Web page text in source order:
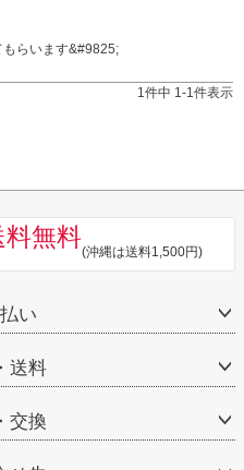
らいます&#9825;
1 件中 1 -1 件表示
料無料
(沖縄は送料1,500円)
い
送料
交換